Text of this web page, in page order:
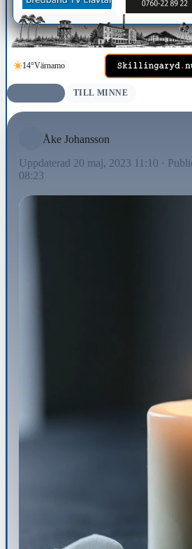
14°Värnamo
TILL MINNE
Åke Johansson
Uppdaterad 20 maj, 2023 11:10 ·
08:23